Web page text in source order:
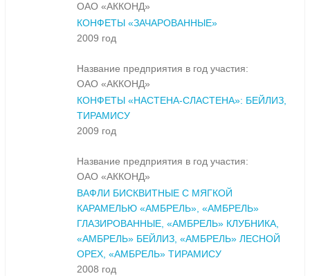
ОАО «АККОНД»
КОНФЕТЫ «ЗАЧАРОВАННЫЕ»
2009 год
Название предприятия в год участия:
ОАО «АККОНД»
КОНФЕТЫ «НАСТЕНА-СЛАСТЕНА»: БЕЙЛИЗ,
ТИРАМИСУ
2009 год
Название предприятия в год участия:
ОАО «АККОНД»
ВАФЛИ БИСКВИТНЫЕ С МЯГКОЙ
КАРАМЕЛЬЮ «АМБРЕЛЬ», «АМБРЕЛЬ»
ГЛАЗИРОВАННЫЕ, «АМБРЕЛЬ» КЛУБНИКА,
«АМБРЕЛЬ» БЕЙЛИЗ, «АМБРЕЛЬ» ЛЕСНОЙ
ОРЕХ, «АМБРЕЛЬ» ТИРАМИСУ
2008 год